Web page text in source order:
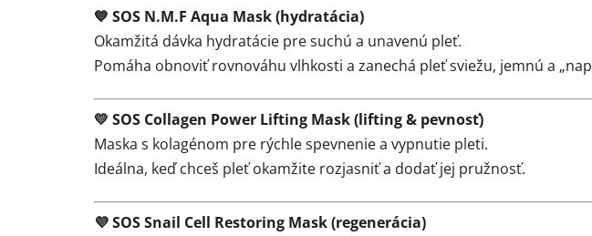
💙 SOS N.M.F Aqua Mask (hydratácia)
Okamžitá dávka hydratácie pre suchú a unavenú pleť.
Pomáha obnoviť rovnováhu vlhkosti a zanechá pleť sviežu, jemnú a
💛 SOS Collagen Power Lifting Mask (lifting & pevnosť)
Maska s kolagénom pre rýchle spevnenie a vypnutie pleti.
Ideálna, keď chceš pleť okamžite rozjasniť a dodať jej pružnosť.
💜 SOS Snail Cell Restoring Mask (regenerácia)